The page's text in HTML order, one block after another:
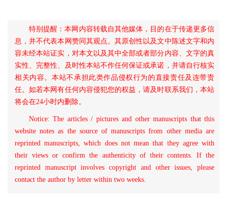
特别提醒：本网内容转载自其他媒体，目的在于传递更多信
息，并不代表本网赞同其观点。其原创性以及文中陈述文字和内
容未经本站证实，对本文以及其中全部或者部分内容、文字的真
实性、完整性、及时性本站不作任何保证或承诺，并请自行核实
相关内容。本站不承担此类作品侵权行为的直接责任及连带责
任。如若本网有任何内容侵犯您的权益，请及时联系我们，本站
将会在24小时内删除。
Notice: The articles / pictures and other manuscripts that this
website notes as the source of manuscripts from other media are
reprinted manuscripts, which does not mean that they agree with
their views or confirm the authenticity of their contents. If the
reprinted manuscript involves copyright and other issues, please
contact the author by letter within two weeks.